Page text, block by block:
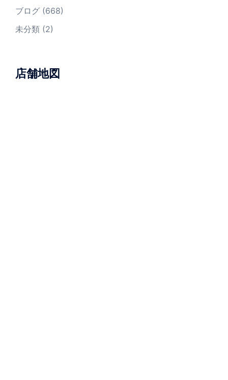
ブログ (668)
未分類 (2)
店舗地図